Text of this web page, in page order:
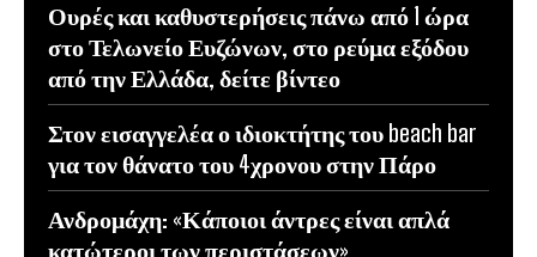
Ουρές και καθυστερήσεις πάνω από 1 ώρα
στο Τελωνείο Ευζώνων, στο ρεύμα εξόδου
από την Ελλάδα, δείτε βίντεο
Στον εισαγγελέα ο ιδιοκτήτης του beach bar
για τον θάνατο του 4χρονου στην Πάρο
Ανδρομάχη: «Κάποιοι άντρες είναι απλά
κατώτεροι των περιστάσεων»